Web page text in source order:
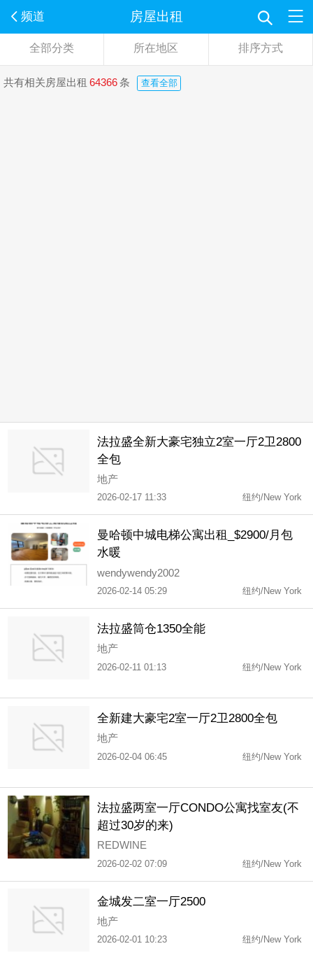
频道 房屋出租
全部分类 所在地区 排序方式
共有相关房屋出租 64366条 查看全部
法拉盛全新大豪宅独立2室一厅2卫2800
全包
地产
2026-02-17 11:33 纽约/New York
曼哈顿中城电梯公寓出租_$2900/月包
水暖
wendywendy2002
2026-02-14 05:29 纽约/New York
法拉盛筒仓1350全能
地产
2026-02-11 01:13 纽约/New York
全新建大豪宅2室一厅2卫2800全包
地产
2026-02-04 06:45 纽约/New York
法拉盛两室一厅CONDO公寓找室友(不
超过30岁的来)
REDWINE
2026-02-02 07:09 纽约/New York
金城发二室一厅2500
地产
2026-02-01 10:23 纽约/New York